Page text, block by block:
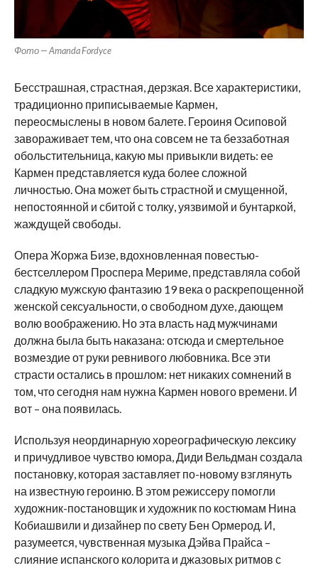
Фото — Amanda Fordyce
Бесстрашная, страстная, дерзкая. Все характеристики,
традиционно приписываемые Кармен,
переосмыслены в новом балете. Героиня Осиповой
завораживает тем, что она совсем не та беззаботная
обольстительница, какую мы привыкли видеть: ее
Кармен представляется куда более сложной
личностью. Она может быть страстной и смущенной,
непостоянной и сбитой с толку, уязвимой и бунтаркой,
жаждущей свободы.
Опера Жоржа Бизе, вдохновленная повестью-
бестселлером Проспера Мериме, представляла собой
сладкую мужскую фантазию 19 века о раскрепощенной
женской сексуальности, о свободном духе, дающем
волю воображению. Но эта власть над мужчинами
должна была быть наказана: отсюда и смертельное
возмездие от руки ревнивого любовника. Все эти
страсти остались в прошлом: нет никаких сомнений в
том, что сегодня нам нужна Кармен нового времени. И
вот – она появилась.
Используя неординарную хореографическую лексику
и причудливое чувство юмора, Диди Вельдман создала
постановку, которая заставляет по-новому взглянуть
на известную героиню. В этом режиссеру помогли
художник-постановщик и художник по костюмам Нина
Кобиашвили и дизайнер по свету Бен Ормерод. И,
разумеется, чувственная музыка Дэйва Прайса –
слияние испанского колорита и джазовых ритмов с